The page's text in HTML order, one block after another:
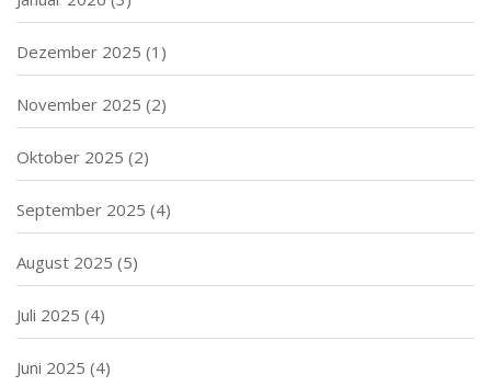
Dezember 2025 (1)
November 2025 (2)
Oktober 2025 (2)
September 2025 (4)
August 2025 (5)
Juli 2025 (4)
Juni 2025 (4)